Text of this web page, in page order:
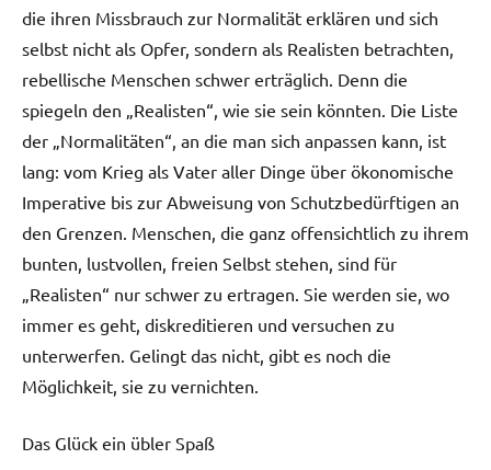
die ihren Missbrauch zur Normalität erklären und sich
selbst nicht als Opfer, sondern als Realisten betrachten,
rebellische Menschen schwer erträglich. Denn die
spiegeln den „Realisten“, wie sie sein könnten. Die Liste
der „Normalitäten“, an die man sich anpassen kann, ist
lang: vom Krieg als Vater aller Dinge über ökonomische
Imperative bis zur Abweisung von Schutzbedürftigen an
den Grenzen. Menschen, die ganz offensichtlich zu ihrem
bunten, lustvollen, freien Selbst stehen, sind für
„Realisten“ nur schwer zu ertragen. Sie werden sie, wo
immer es geht, diskreditieren und versuchen zu
unterwerfen. Gelingt das nicht, gibt es noch die
Möglichkeit, sie zu vernichten.
Das Glück ein übler Spaß